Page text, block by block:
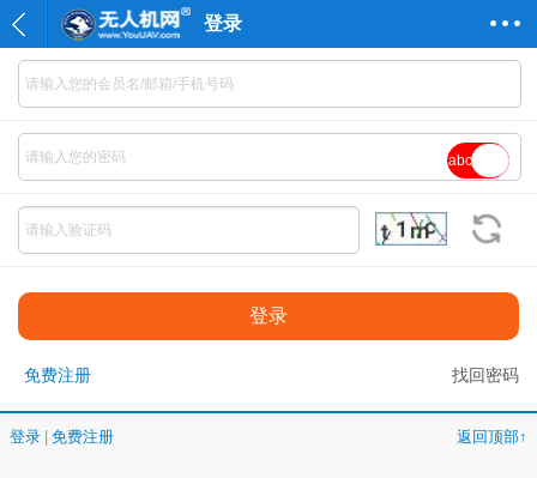
登录
abc
免费注册 找回密码
登录 免费注册 返回顶部↑